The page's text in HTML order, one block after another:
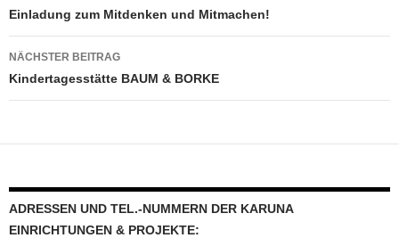
Einladung zum Mitdenken und Mitmachen!
NÄCHSTER BEITRAG
Kindertagesstätte BAUM & BORKE
ADRESSEN UND TEL.-NUMMERN DER KARUNA
EINRICHTUNGEN & PROJEKTE: